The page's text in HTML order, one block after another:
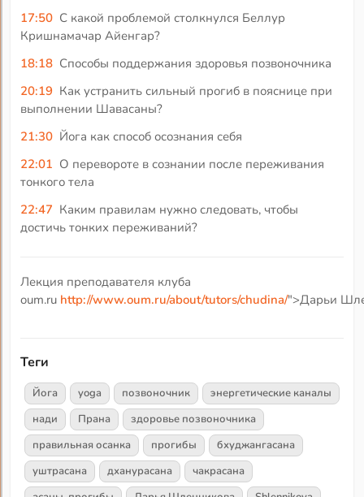
17:50 С какой проблемой столкнулся Беллур
Кришнамачар Айенгар?
18:18 Способы поддержания здоровья позвоночника
20:19 Как устранить сильный прогиб в пояснице при
выполнении Шавасаны?
21:30 Йога как способ осознания себя
22:01 О перевороте в сознании после переживания
тонкого тела
22:47 Каким правилам нужно следовать, чтобы
достичь тонких переживаний?
Лекция преподавателя клуба
oum.ru http://www.oum.ru/about/tutors/chudina/">Дарьи
Теги
Йога yoga позвоночник
энергетические каналы
нади
Прана
здоровье позвоночника
правильная осанка
прогибы
бхуджангасана
уштрасана
дханурасана
чакрасана